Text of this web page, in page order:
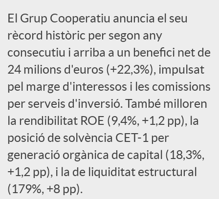
o
c
i
a
l
s
El Grup Cooperatiu anuncia el seu
rècord històric per segon any
consecutiu i arriba a un benefici net de
24 milions d'euros (+22,3%), impulsat
pel marge d'interessos i les comissions
per serveis d'inversió. També milloren
la rendibilitat ROE (9,4%, +1,2 pp), la
posició de solvència CET-1 per
generació orgànica de capital (18,3%,
+1,2 pp), i la de liquiditat estructural
(179%, +8 pp).